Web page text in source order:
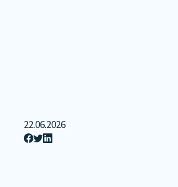
22.06.2026